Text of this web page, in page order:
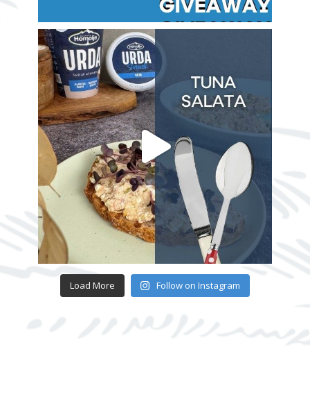
Load More Follow on Instagram